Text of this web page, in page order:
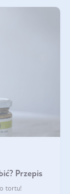
Przepis
tortu!